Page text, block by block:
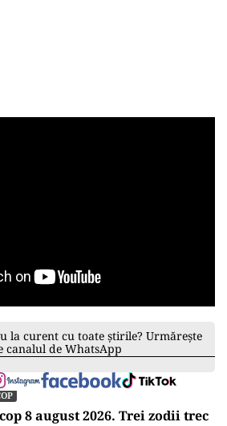
la curent cu toate știrile? Urmărește
canalul de WhatsApp
8 august 2026. Trei zodii trec